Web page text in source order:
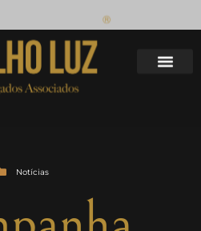
Notícias